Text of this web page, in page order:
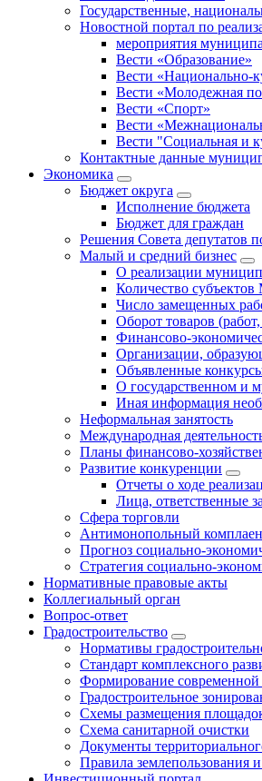
Государственные,
Новостной портал по
мероприятия
Вести «Образование»
Вести «Национально-
Вести «Молодежная
Вести «Спорт»
Вести
Вести "Социальная и
Контактные данные
Экономика
Бюджет округa
Исполнение бюджета
Бюджет для граждан
Решения Совета депутатов
Малый и средний бизнес
О реализации
Количество
Число замещенных
Оборот товаров
Финансово-
Организации,
Объявленные
О государственном и
Иная информация
Неформальная занятость
Международная
Планы финансово-
Развитие конкуренции
Отчеты о ходе
Лица, ответственные
Сфера торговли
Антимонопольный
Прогноз социально-
Стратегия социально-
Нормативные правовые акты
Коллегиальный орган
Вопрос-ответ
Градостроительство
Нормативы
Стандарт комплексного
Формирование современной
Градостроительное
Схемы размещения
Схема санитарной очистки
Документы
Правила землепользования